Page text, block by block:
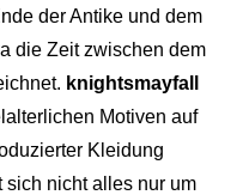
der Antike und dem
die Zeit zwischen dem
knightsmayfall
Motiven auf
Kleidung
sich nicht alles nur um